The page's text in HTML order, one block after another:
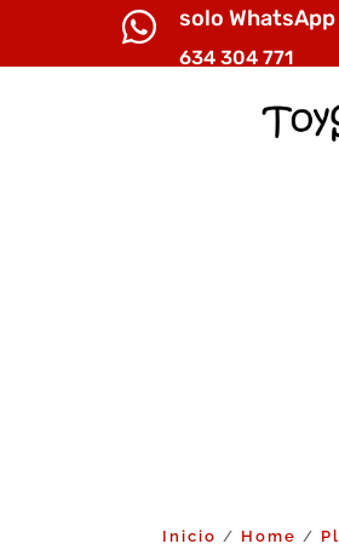
 solo WhatsApp
634 304 771
Inicio / Home /